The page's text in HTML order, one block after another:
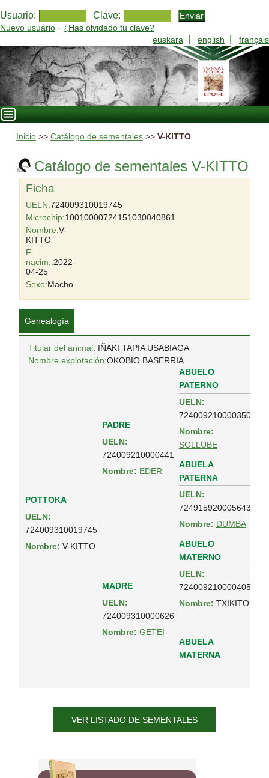
Usuario: Clave:
Nuevo usuario - ¿Has olvidado tu clave?
euskara
english français
Inicio>> Catálogo de sementales>> V-KITTO
Catálogo de sementales V-KITTO
Ficha
UELN:724009310019745
Microchip:10010000724151030040861
Nombre:V-
KITTO
F.
nacim.:2022-
04-25
Sexo:Macho
Genealogía
Titular del animal: IÑAKI TAPIA USABIAGA
Nombre explotación:OKOBIO BASERRIA
POTTOKA
UELN:
724009310019745
Nombre: V-KITTO
PADRE
UELN:
724009210000441
Nombre: EDER
ABUELO
PATERNO
UELN:
724009210000350
Nombre:
SOLLUBE
ABUELA
PATERNA
UELN:
724915920005643
Nombre: DUMBA
MADRE
UELN:
724009310000626
Nombre: GETEI
ABUELO
MATERNO
UELN:
724009210000405
Nombre: TXIKITO
ABUELA
MATERNA
VER LISTADO DE SEMENTALES